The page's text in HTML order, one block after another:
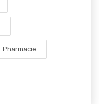
Pharmacie